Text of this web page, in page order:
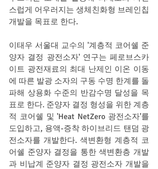
스럽게 어우러지는 생체친화형 브레인칩
개발을 목표로 한다.
이태우 서울대 교수의 '계층적 코어쉘 준
양자 결정 광전소자' 연구는 페로브스카
이트 광전재료의 최대 난제인 이온 이동
에 따른 발광 소자의 구동 수명 한계를 돌
파해 상용화 수준의 반감수명 달성을 목
표로 한다. 준양자 결정 형성을 위한 계층
적 코어쉘 및 'Heat NetZero 광전소자'를
도입하고, 용액-증착 하이브리드 탠덤 광
전소자를 개발한다. 색변환형 계층적 코
어쉘 준양자 결정을 통한 색변환층 개발
과 비납계 준양자 결정 광전소자 개발을